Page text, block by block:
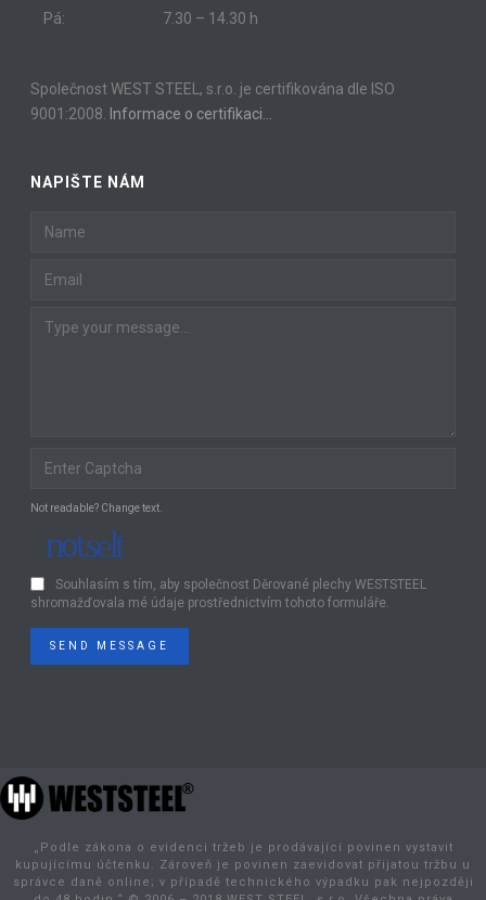
Pá: 7.30 – 14.30 h
Společnost WEST STEEL, s.r.o. je certifikována dle ISO
9001:2008. Informace o certifikaci…
NAPIŠTE NÁM
Not readable? Change text.
Souhlasím s tím, aby společnost Děrované plechy WESTSTEEL
shromažďovala mé údaje prostřednictvím tohoto formuláře.
SEND MESSAGE
„Podle zákona o evidenci tržeb je prodávající povinen vystavit
kupujícímu účtenku. Zároveň je povinen zaevidovat přijatou tržbu u
správce daně online; v případě technického výpadku pak nejpozději